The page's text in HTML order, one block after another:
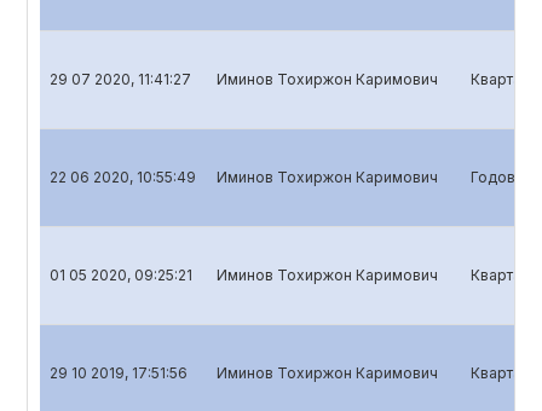
29 07 2020, 11:41:27 Иминов Тохиржон Каримович
22 06 2020, 10:55:49 Иминов Тохиржон Каримович Годовой
01 05 2020, 09:25:21 Иминов Тохиржон Каримович
29 10 2019, 17:51:56 Иминов Тохиржон Каримович